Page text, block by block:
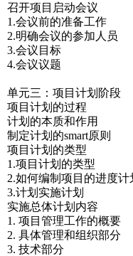
召开项目启动会议
1.会议前的准备工作
2.明确会议的参加人员
3.会议目标
4.会议议题
单元三：项目计划阶段
项目计划的过程
计划的本质和作用
制定计划的smart原则
项目计划的类型
1.项目计划的类型
2.如何编制项目的进度计
3.计划实施计划
实施总体计划内容
1. 项目管理工作的概要
2. 具体管理和组织部分
3. 技术部分